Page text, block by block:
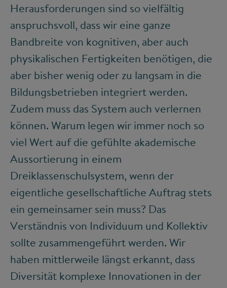
Herausforderungen sind so vielfältig
anspruchsvoll, dass wir eine ganze
Bandbreite von kognitiven, aber auch
physikalischen Fertigkeiten benötigen, die
aber bisher wenig oder zu langsam in die
Bildungsbetrieben integriert werden.
Zudem muss das System auch verlernen
können. Warum legen wir immer noch so
viel Wert auf die gefühlte akademische
Aussortierung in einem
Dreiklassenschulsystem, wenn der
eigentliche gesellschaftliche Auftrag stets
ein gemeinsamer sein muss? Das
Verständnis von Individuum und Kollektiv
sollte zusammengeführt werden. Wir
haben mittlerweile längst erkannt, dass
Diversität komplexe Innovationen in der